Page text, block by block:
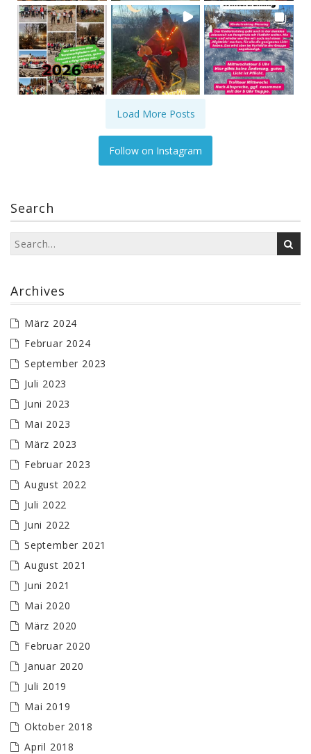
Load More Posts
Follow on Instagram
Search
Archives
März 2024
Februar 2024
September 2023
Juli 2023
Juni 2023
Mai 2023
März 2023
Februar 2023
August 2022
Juli 2022
Juni 2022
September 2021
August 2021
Juni 2021
Mai 2020
März 2020
Februar 2020
Januar 2020
Juli 2019
Mai 2019
Oktober 2018
April 2018